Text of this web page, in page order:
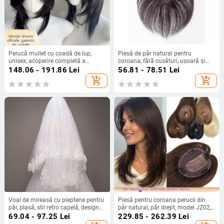
Perucă mullet cu coadă de lup,
unisex, acoperire completă a
capului, păr sintetic rezistent la
148.06 - 191.86 Lei
add_shopping_cart
Piesă de păr natural pentru
coroana, fără cusături, ușoară și
subțire, acoperire într-o singură
56.81 - 78.51 Lei
add_shopping_cart
Voal de mireasă cu pieptene pentru
păr, plasă, stil retro capelă, design
inspirat de coroană
69.04 - 97.25 Lei
Piesă pentru coroana perucii din
păr natural, păr drept, model JZ02,
cu mecanism de prindere, pentru
229.85 - 262.39 Lei